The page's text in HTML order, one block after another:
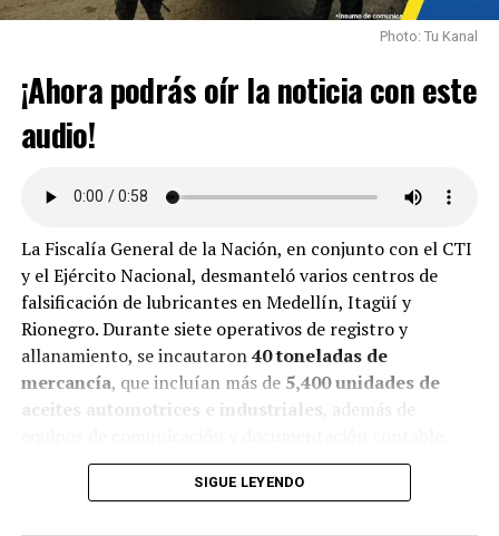
Photo: Tu Kanal
¡Ahora podrás oír la noticia con este
audio!
La Fiscalía General de la Nación, en conjunto con el CTI
y el Ejército Nacional, desmanteló varios centros de
falsificación de lubricantes en Medellín, Itagüí y
Rionegro. Durante siete operativos de registro y
allanamiento, se incautaron40 toneladas de
mercancía, que incluían más de 5,400 unidades de
aceites automotrices e industriales
, además de
Las investigaciones revelaron que aceites en pésimo
SIGUE LEYENDO